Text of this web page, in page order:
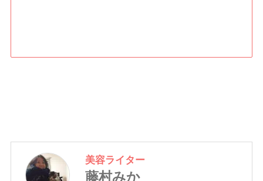
美容ライター
藤村みか